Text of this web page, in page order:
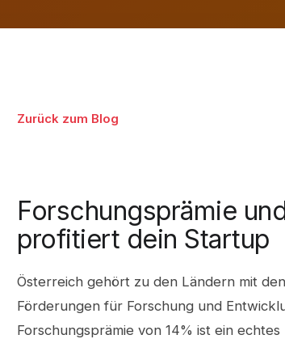
Zurück zum Blog
Forschungsprämie
profitiert dein Startup
Österreich gehört zu den Ländern mit
Förderungen für Forschung und
Forschungsprämie von 14% ist ein